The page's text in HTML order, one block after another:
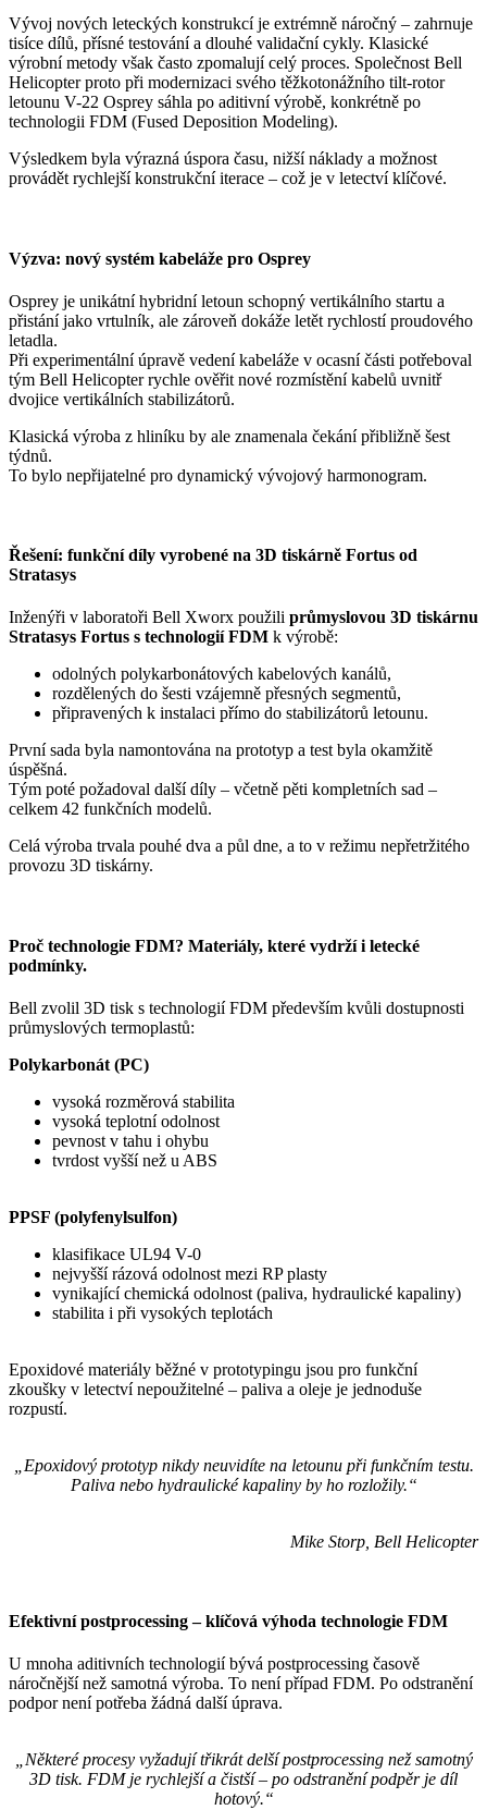
Vývoj nových leteckých konstrukcí je extrémně náročný – zahrnuje
tisíce dílů, přísné testování a dlouhé validační cykly. Klasické
výrobní metody však často zpomalují celý proces. Společnost Bell
Helicopter proto při modernizaci svého těžkotonážního tilt-rotor
letounu V-22 Osprey sáhla po aditivní výrobě, konkrétně po
technologii FDM (Fused Deposition Modeling).
Výsledkem byla výrazná úspora času, nižší náklady a možnost
provádět rychlejší konstrukční iterace – což je v letectví klíčové.
Výzva: nový systém kabeláže pro Osprey
Osprey je unikátní hybridní letoun schopný vertikálního startu a
přistání jako vrtulník, ale zároveň dokáže letět rychlostí proudového
letadla.
Při experimentální úpravě vedení kabeláže v ocasní části potřeboval
tým Bell Helicopter rychle ověřit nové rozmístění kabelů uvnitř
dvojice vertikálních stabilizátorů.
Klasická výroba z hliníku by ale znamenala čekání přibližně šest
týdnů.
To bylo nepřijatelné pro dynamický vývojový harmonogram.
Řešení: funkční díly vyrobené na 3D tiskárně Fortus od
Stratasys
Inženýři v laboratoři Bell Xworx použili průmyslovou 3D tiskárnu
Stratasys Fortus s technologií FDM k výrobě:
odolných polykarbonátových kabelových kanálů,
rozdělených do šesti vzájemně přesných segmentů,
připravených k instalaci přímo do stabilizátorů letounu.
První sada byla namontována na prototyp a test byla okamžitě
úspěšná.
Tým poté požadoval další díly – včetně pěti kompletních sad –
celkem 42 funkčních modelů.
Celá výroba trvala pouhé dva a půl dne, a to v režimu nepřetržitého
provozu 3D tiskárny.
Proč technologie FDM? Materiály, které vydrží i letecké
podmínky.
Bell zvolil 3D tisk s technologií FDM především kvůli dostupnosti
průmyslových termoplastů:
Polykarbonát (PC)
vysoká rozměrová stabilita
vysoká teplotní odolnost
pevnost v tahu i ohybu
tvrdost vyšší než u ABS
PPSF (polyfenylsulfon)
klasifikace UL94 V-0
nejvyšší rázová odolnost mezi RP plasty
vynikající chemická odolnost (paliva, hydraulické kapaliny)
stabilita i při vysokých teplotách
Epoxidové materiály běžné v prototypingu jsou pro funkční
zkoušky v letectví nepoužitelné – paliva a oleje je jednoduše
rozpustí.
„Epoxidový prototyp nikdy neuvidíte na letounu při funkčním testu.
Paliva nebo hydraulické kapaliny by ho rozložily.“
Mike Storp, Bell Helicopter
Efektivní postprocessing – klíčová výhoda technologie FDM
U mnoha aditivních technologií bývá postprocessing časově
náročnější než samotná výroba. To není případ FDM. Po odstranění
podpor není potřeba žádná další úprava.
„Některé procesy vyžadují třikrát delší postprocessing než samotný
3D tisk. FDM je rychlejší a čistší – po odstranění podpěr je díl
hotový.“